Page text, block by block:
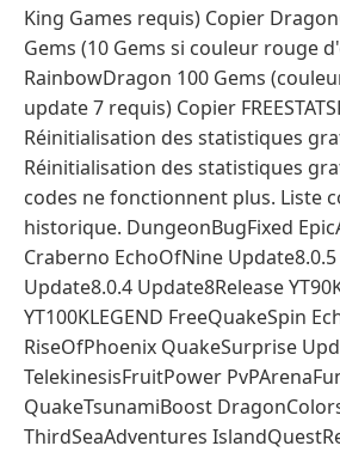
King Games requis) Copier
Gems (10 Gems si couleur rouge
RainbowDragon 100 Gems
update 7 requis) Copier
Réinitialisation des statistiques
Réinitialisation des statistiques
codes ne fonctionnent plus. Liste
historique. DungeonBugFixed
Craberno EchoOfNine
Update8.0.4 Update8Release
YT100KLEGEND FreeQuakeSpin
RiseOfPhoenix QuakeSurprise
TelekinesisFruitPower
QuakeTsunamiBoost
ThirdSeaAdventures